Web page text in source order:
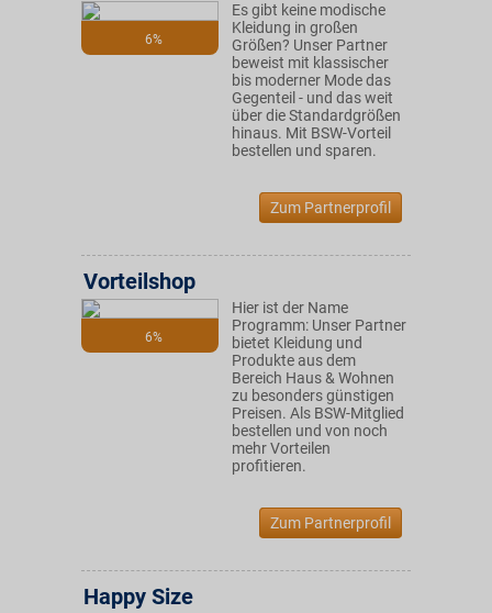
6%
Es gibt keine modische
Kleidung in großen
Größen? Unser Partner
beweist mit klassischer
bis moderner Mode das
Gegenteil - und das weit
über die Standardgrößen
hinaus. Mit BSW-Vorteil
bestellen und sparen.
Zum Partnerprofil
6%
Vorteilshop
Hier ist der Name
Programm: Unser Partner
bietet Kleidung und
Produkte aus dem
Bereich Haus & Wohnen
zu besonders günstigen
Preisen. Als BSW-Mitglied
bestellen und von noch
mehr Vorteilen
profitieren.
Zum Partnerprofil
Happy Size